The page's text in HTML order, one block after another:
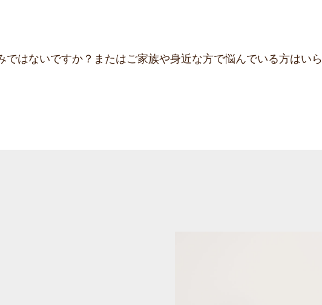
ではないですか？またはご家族や身近な方で悩んでいる方はい